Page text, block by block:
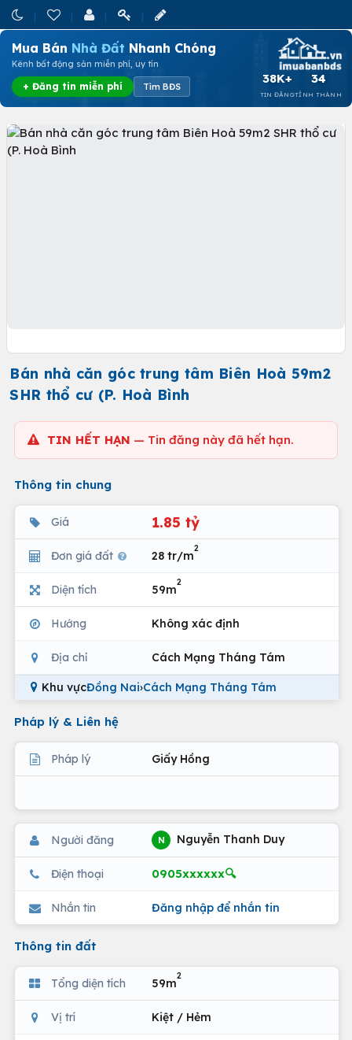
Mua Bán Nhà Đất Nhanh Chóng
Kênh bất động sản miễn phí, uy tín
+ Đăng tin miễn phí Tìm BĐS
38K+
TIN ĐĂNG
34
TỈNH THÀNH
Bán nhà căn góc trung tâm Biên Hoà 59m2
SHR thổ cư (P. Hoà Bình
TIN HẾT HẠN — Tin đăng này đã hết hạn.
Thông tin chung
Giá 1.85 tỷ
Đơn giá đất 28 tr/m
2
Diện tích 59m
2
Hướng Không xác định
Địa chỉ Cách Mạng Tháng Tám
Khu vựcĐồng Nai›Cách Mạng Tháng Tám
Pháp lý & Liên hệ
Pháp lý Giấy Hồng
Người đăng N Nguyễn Thanh Duy
Điện thoại 0905xxxxxx🔍
Nhắn tin Đăng nhập để nhắn tin
Thông tin đất
Tổng diện tích 59m
2
Vị trí Kiệt / Hẻm